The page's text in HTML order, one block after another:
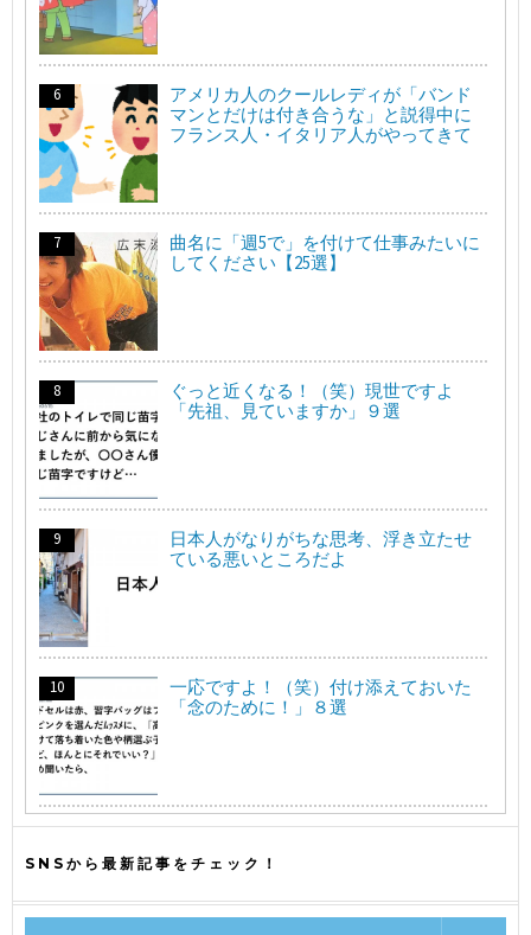
アメリカ人のクールレディが「バンド
マンとだけは付き合うな」と説得中に
フランス人・イタリア人がやってきて
曲名に「週5で」を付けて仕事みたいに
してください【25選】
ぐっと近くなる！（笑）現世ですよ
「先祖、見ていますか」９選
日本人がなりがちな思考、浮き立たせ
ている悪いところだよ
一応ですよ！（笑）付け添えておいた
「念のために！」８選
SNSから最新記事をチェック！